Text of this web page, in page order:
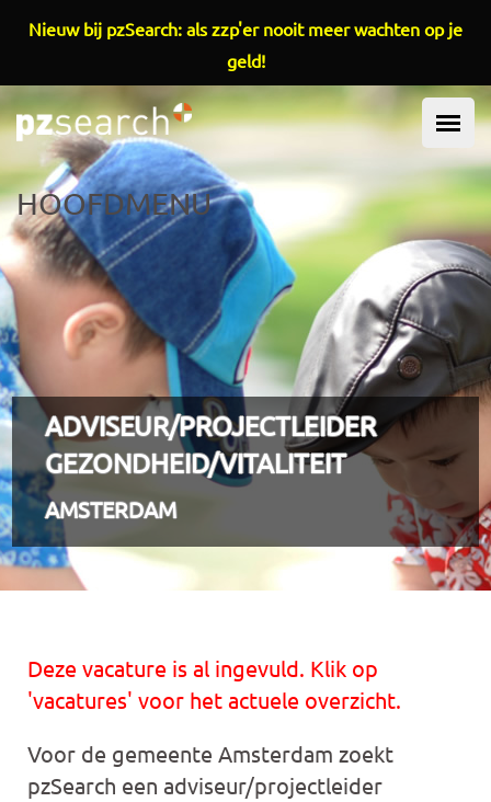
Overslaan en naar de inhoud gaan
HOOFDMENU
ADVISEUR/PROJECTLEIDER
GEZONDHEID/VITALITEIT
AMSTERDAM
Deze vacature is al ingevuld. Klik op
'vacatures' voor het actuele overzicht.
Voor de gemeente Amsterdam zoekt
pzSearch een adviseur/projectleider
Nieuw bij pzSearch: als zzp'er nooit meer wachten op je
geld!